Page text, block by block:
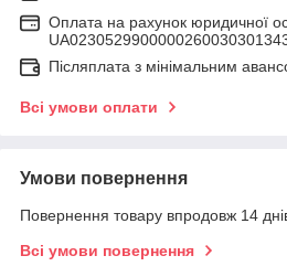
Оплата на рахунок юридичної
Післяплата з мінімальним
Всі умови оплати
Умови повернення
Повернення товару впродовж 14
Всі умови повернення